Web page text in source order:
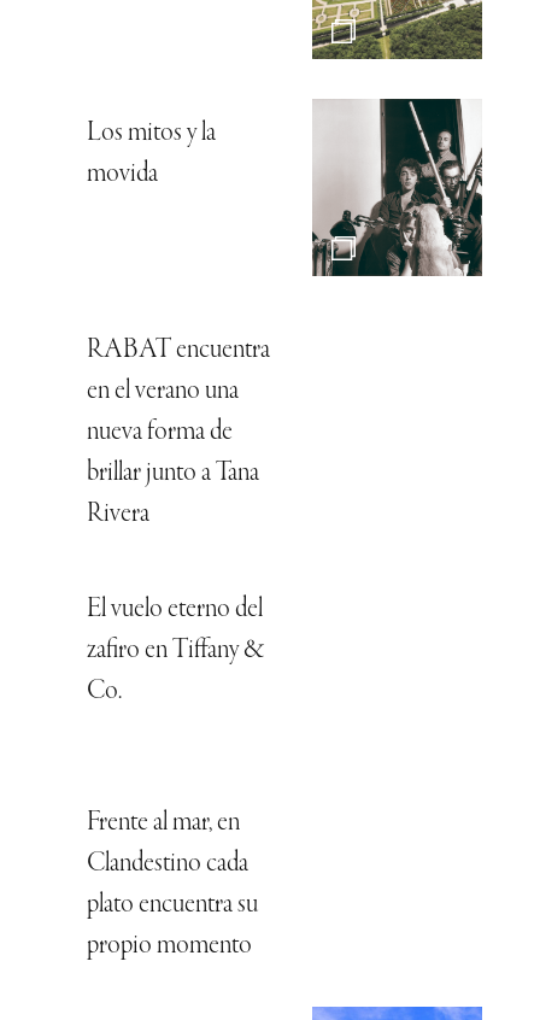
Los mitos y la
movida
RABAT encuentra
en el verano una
nueva forma de
brillar junto a Tana
Rivera
El vuelo eterno del
zafiro en Tiffany &
Co.
Frente al mar, en
Clandestino cada
plato encuentra su
propio momento